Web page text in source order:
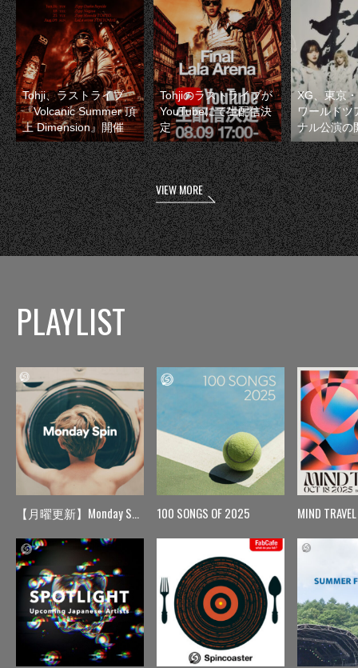
Tohji、ラストライブ
『Volcanic Summer 頂
上 Dimension』開催
Tohjiのラストライブが
YouTubeにて生配信決
定
XG、東京
ワールドツ
ナル公演の
VIEW MORE
PLAYLIST
【月曜更新】Monday Spin 100 SONGS OF 2025 MIND TRAVEL